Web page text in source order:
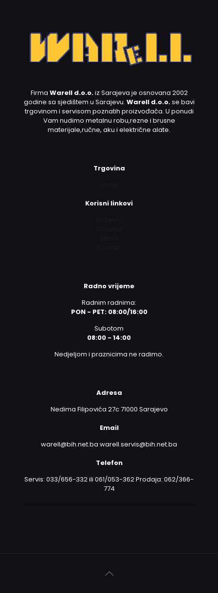
Firma Warell d.o.o.iz Sarajeva je osnovana 2002
godine sa sjedištem u Sarajevu. Warell d.o.o.se bavi
trgovinom i servisom poznatih proizvođača. U ponudi
Vam nudimo metalnu robu,rezne i brusne
materijale,ručne, aku i električne alate.
Trgovina
Korisni linkovi
Radno vrijeme
Radnim radnima:
PON - PET: 08:00/16:00
Subotom
08:00 - 14:00
Nedjeljom i praznicima ne radimo.
Adresa
Nedima Filipovića 27c 71000 Sarajevo
Email
warell@bih.net.ba warell.servis@bih.net.ba
Telefon
Servis: 033/656-332 ili 061/053-362 Prodaja: 062/366-
774